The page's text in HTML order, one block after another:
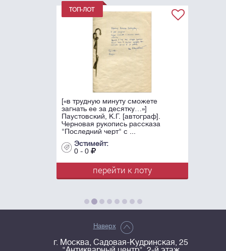
[«в трудную минуту сможете
загнать ее за десятку…»]
Паустовский, К.Г. [автограф].
Черновая рукопись рассказа
"Последний черт" с ...
Эстимейт:
0 - 0
перейти к лоту
Наверх
г. Москва, Садовая-Кудринская, 25